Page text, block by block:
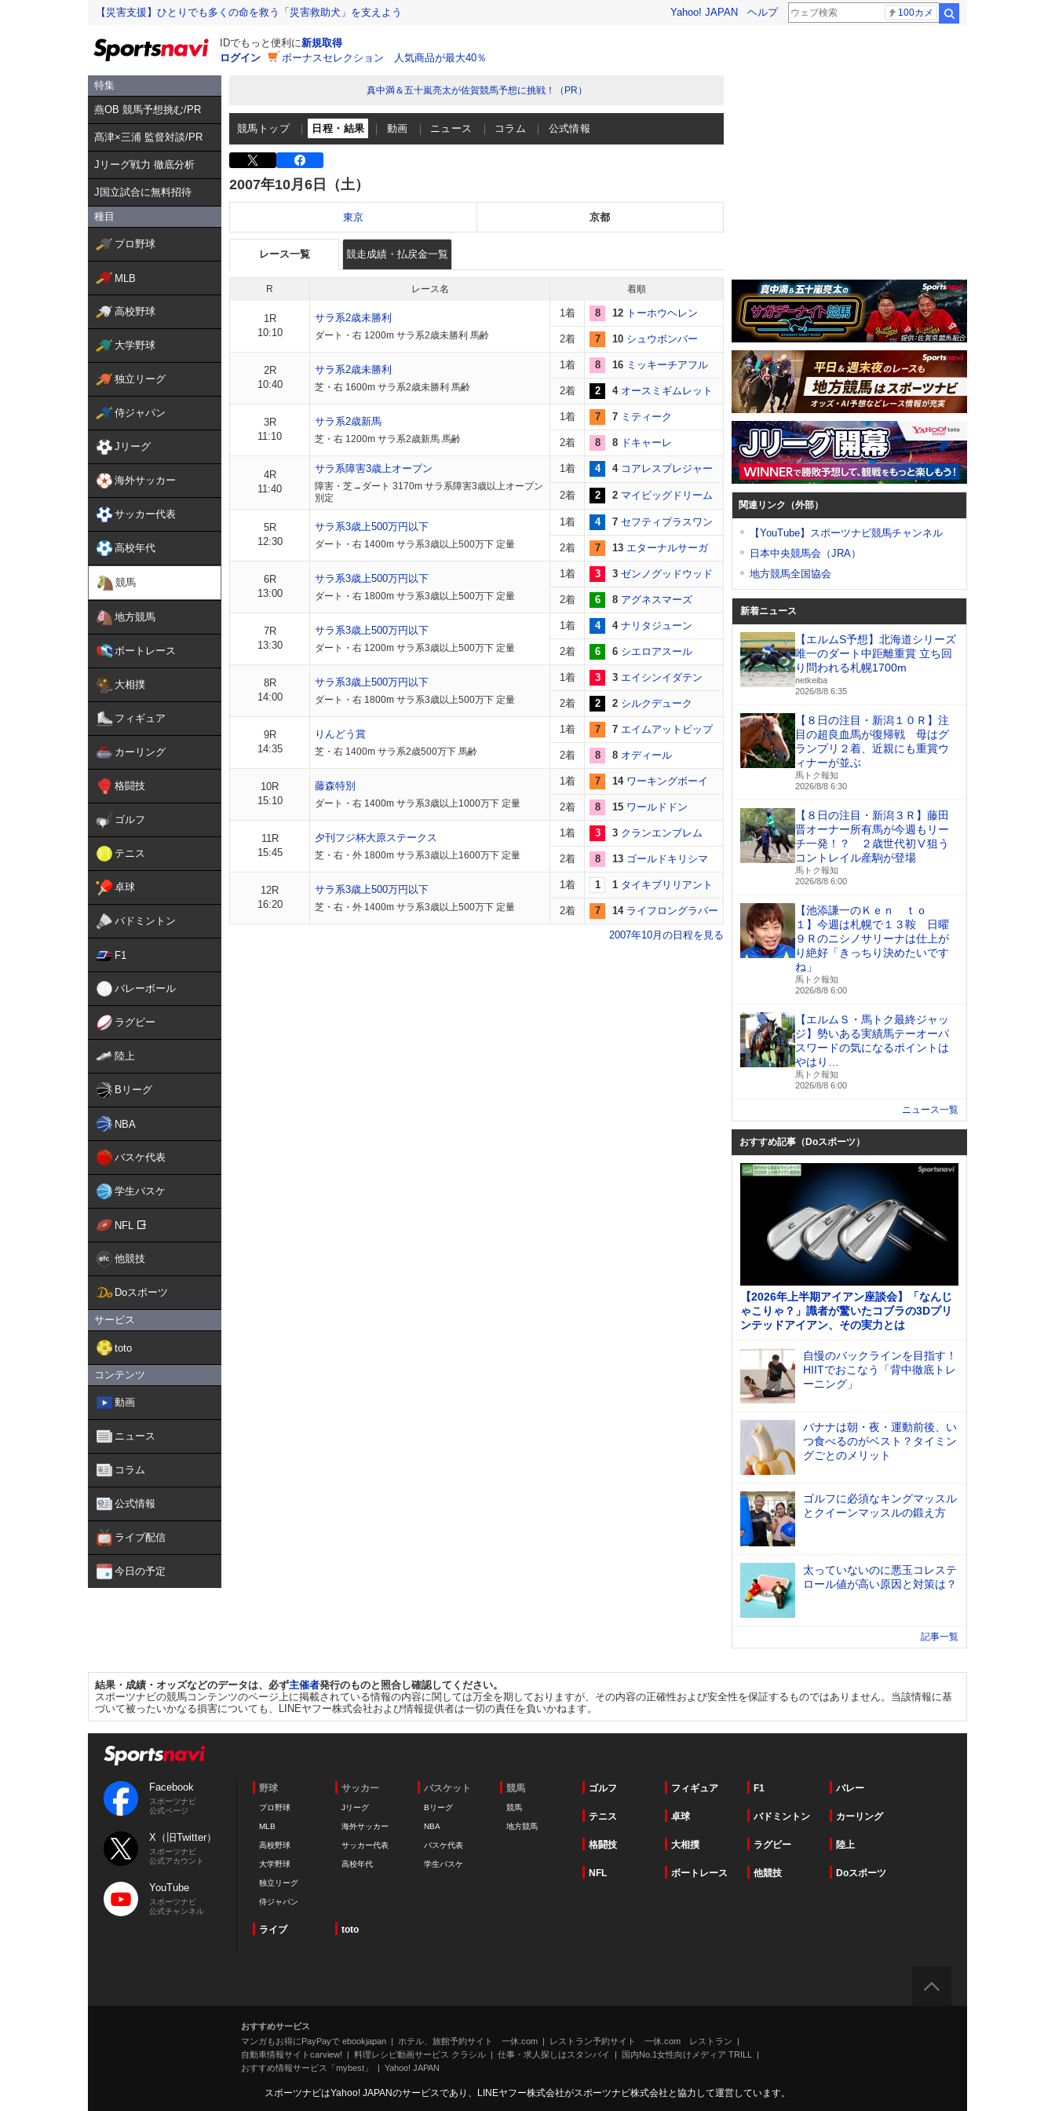
【災害支援】ひとりでも多くの命を救う「災害救助犬」を支えよう Yahoo! JAPAN ヘルプ 100カメ
IDでもっと便利に新規取得
ログイン
ボーナスセレクション 人気商品が最大40％
特集
燕OB 競馬予想挑む/PR
髙津×三浦 監督対談/PR
Jリーグ戦力 徹底分析
J国立試合に無料招待
種目
プロ野球
MLB
高校野球
大学野球
独立リーグ
侍ジャパン
Jリーグ
海外サッカー
サッカー代表
高校年代
競馬
地方競馬
ボートレース
大相撲
フィギュア
カーリング
格闘技
ゴルフ
テニス
卓球
バドミントン
F1
バレーボール
ラグビー
陸上
Bリーグ
NBA
バスケ代表
学生バスケ
NFL
他競技
Doスポーツ
サービス
toto
コンテンツ
動画
ニュース
コラム
公式情報
ライブ配信
今日の予定
真中満＆五十嵐亮太が佐賀競馬予想に挑戦！（PR）
競馬トップ 日程・結果 動画 ニュース コラム 公式情報
2007年10月6日（土）
東京 京都
レース一覧 競走成績・払戻金一覧
R レース名 着順
1R
10:10
サラ系2歳未勝利
ダート・右 1200m サラ系2歳未勝利 馬齢
1着 8 12 トーホウヘレン
2着 7 10 シュウボンバー
2R
10:40
サラ系2歳未勝利
芝・右 1600m サラ系2歳未勝利 馬齢
1着 8 16 ミッキーチアフル
2着 2 4 オースミギムレット
3R
11:10
サラ系2歳新馬
芝・右 1200m サラ系2歳新馬 馬齢
1着 7 7 ミティーク
2着 8 8 ドキャーレ
4R
11:40
サラ系障害3歳上オープン
障害・芝→ダート 3170m サラ系障害3歳以上オープン
別定
1着 4 4 コアレスプレジャー
2着 2 2 マイビッグドリーム
5R
12:30
サラ系3歳上500万円以下
ダート・右 1400m サラ系3歳以上500万下 定量
1着 4 7 セフティプラスワン
2着 7 13 エターナルサーガ
6R
13:00
サラ系3歳上500万円以下
ダート・右 1800m サラ系3歳以上500万下 定量
1着 3 3 ゼンノグッドウッド
2着 6 8 アグネスマーズ
7R
13:30
サラ系3歳上500万円以下
ダート・右 1200m サラ系3歳以上500万下 定量
1着 4 4 ナリタジューン
2着 6 6 シエロアスール
8R
14:00
サラ系3歳上500万円以下
ダート・右 1800m サラ系3歳以上500万下 定量
1着 3 3 エイシンイダテン
2着 2 2 シルクデューク
9R
14:35
りんどう賞
芝・右 1400m サラ系2歳500万下 馬齢
1着 7 7 エイムアットビップ
2着 8 8 オディール
10R
15:10
藤森特別
ダート・右 1400m サラ系3歳以上1000万下 定量
1着 7 14 ワーキングボーイ
2着 8 15 ワールドドン
11R
15:45
夕刊フジ杯大原ステークス
芝・右・外 1800m サラ系3歳以上1600万下 定量
1着 3 3 クランエンブレム
2着 8 13 ゴールドキリシマ
12R
16:20
サラ系3歳上500万円以下
芝・右・外 1400m サラ系3歳以上500万下 定量
1着 1 1 タイキブリリアント
2着 7 14 ライフロングラバー
2007年10月の日程を見る
関連リンク（外部）
【YouTube】スポーツナビ競馬チャンネル
日本中央競馬会（JRA）
地方競馬全国協会
新着ニュース
【エルムS予想】北海道シリーズ
唯一のダート中距離重賞 立ち回
り問われる札幌1700m
netkeiba
2026/8/8 6:35
【８日の注目・新潟１０Ｒ】注
目の超良血馬が復帰戦 母はグ
ランプリ２着、近親にも重賞ウ
ィナーが並ぶ
馬トク報知
2026/8/8 6:30
【８日の注目・新潟３Ｒ】藤田
晋オーナー所有馬が今週もリー
チ一発！？ ２歳世代初Ⅴ狙う
コントレイル産駒が登場
馬トク報知
2026/8/8 6:00
【池添謙一のＫｅｎ ｔｏ
１】今週は札幌で１３鞍 日曜
９Ｒのニシノサリーナは仕上が
り絶好「きっちり決めたいです
ね」
馬トク報知
2026/8/8 6:00
【エルムＳ・馬トク最終ジャッ
ジ】勢いある実績馬テーオーパ
スワードの気になるポイントは
やはり…
馬トク報知
2026/8/8 6:00
ニュース一覧
おすすめ記事（Doスポーツ）
【2026年上半期アイアン座談会】「なんじ
ゃこりゃ？」識者が驚いたコブラの3Dプリ
ンテッドアイアン、その実力とは
自慢のバックラインを目指す！
HIITでおこなう「背中徹底トレ
ーニング」
バナナは朝・夜・運動前後、い
つ食べるのがベスト？タイミン
グごとのメリット
ゴルフに必須なキングマッスル
とクイーンマッスルの鍛え方
太っていないのに悪玉コレステ
ロール値が高い原因と対策は？
記事一覧
結果・成績・オッズなどのデータは、必ず主催者発行のものと照合し確認してください。
スポーツナビの競馬コンテンツのページ上に掲載されている情報の内容に関しては万全を期しておりますが、その内容の正確性および安全性を保証するものではありません。当該情報に基
づいて被ったいかなる損害についても、LINEヤフー株式会社および情報提供者は一切の責任を負いかねます。
Facebook
スポーツナビ
公式ページ
X（旧Twitter）
スポーツナビ
公式アカウント
YouTube
スポーツナビ
公式チャンネル
野球
プロ野球
MLB
高校野球
大学野球
独立リーグ
侍ジャパン
サッカー
Jリーグ
海外サッカー
サッカー代表
高校年代
バスケット
Bリーグ
NBA
バスケ代表
学生バスケ
競馬
競馬
地方競馬
ゴルフ フィギュア F1 バレー
テニス 卓球 バドミントン カーリング
格闘技 大相撲 ラグビー 陸上
NFL ボートレース 他競技 Doスポーツ
ライブ toto
おすすめサービス
マンガもお得にPayPayで ebookjapan
ホテル、旅館予約サイト 一休.com
レストラン予約サイト 一休.com レストラン
自動車情報サイトcarview!
料理レシピ動画サービス クラシル 仕事・求人探しはスタンバイ
国内No.1女性向けメディア TRILL
おすすめ情報サービス「mybest」
Yahoo! JAPAN
スポーツナビはYahoo! JAPANのサービスであり、LINEヤフー株式会社がスポーツナビ株式会社と協力して運営しています。